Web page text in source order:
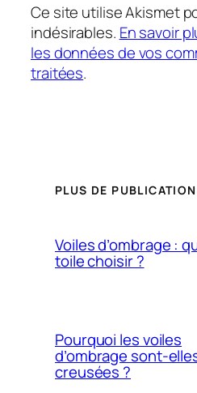
Ce site utilise Akismet
indésirables. En savoir
les données de vos
traitées.
PLUS DE
Voiles d’ombrage :
toile choisir ?
Pourquoi les voiles
d’ombrage sont-
creusées ?